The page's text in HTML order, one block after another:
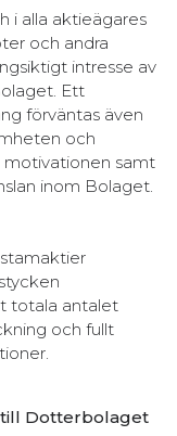
i alla aktieägares
och andra
intresse av
Ett
förväntas även
och
motivationen samt
inom Bolaget.
totala antalet
och fullt
till Dotterbolaget